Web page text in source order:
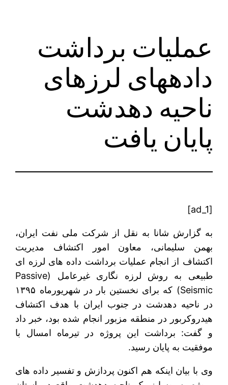
عملیات برداشت
داده‎های لرزه‎ای
ناحیه دهدشت
پایان یافت
[ad_1]
به گزارش شانا به نقل از شرکت ملی نفت ایران،
بهمن سلیمانی، معاون امور اکتشاف مدیریت
اکتشاف از انجام عملیات برداشت داده های لرزه ای
طبیعی به روش لرزه نگاری غیرعامل (Passive
Seismic) که برای نخستین بار در شهریورماه ۱۳۹۵
در ناحیه دهدشت در جنوب ایران با هدف اکتشاف
هیدروکربور در منطقه مزبور انجام شده بود، خبر داد
و گفت: برداشت این پروژه در تیرماه امسال با
موفقیت به پایان رسید.
وی با بیان اینکه هم اکنون پردازش و تفسیر داده های